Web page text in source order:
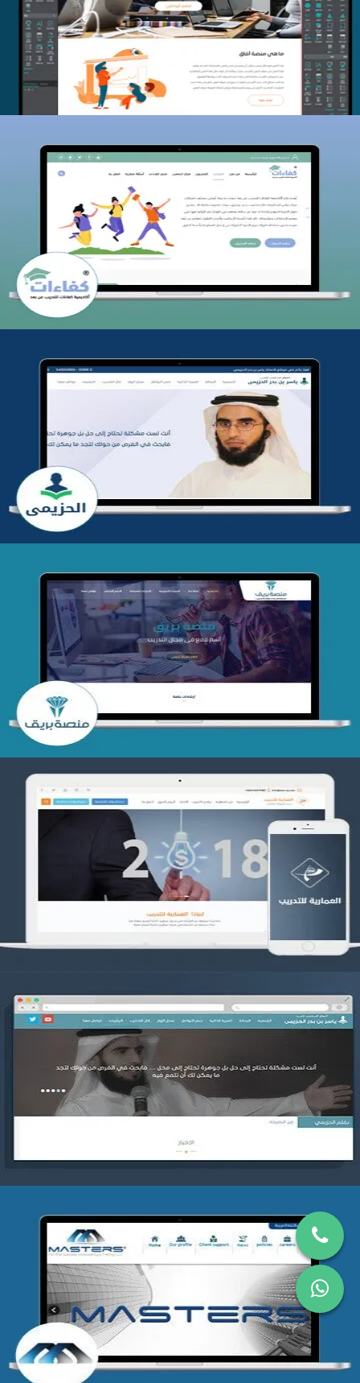
التفاصيل
كفاءات للتدريب
التفاصيل
تطوير موقع المدرب ياسر الحزيمي
التفاصيل
تصميم منصة بريق
التفاصيل
تصميم العمارية للتدريب
التفاصيل
موقع ياسر بن بدر الحزيمي
التفاصيل
شركة MASTERS للتدريب
التفاصيل